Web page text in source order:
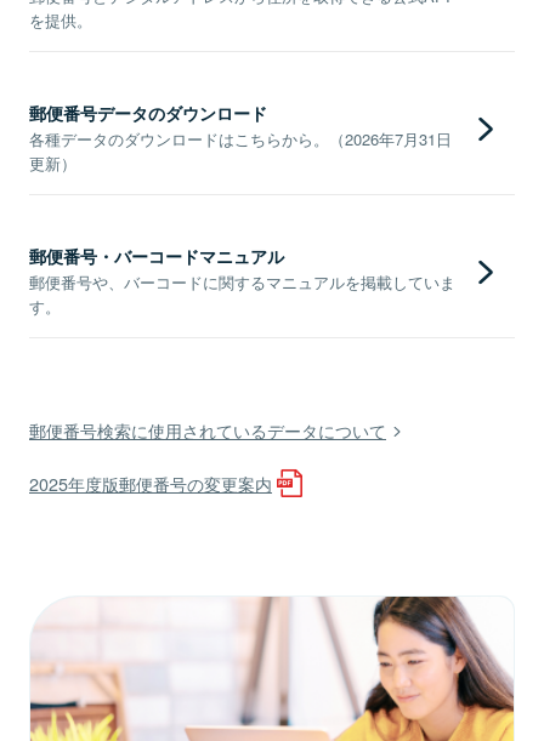
を提供。
郵便番号データのダウンロード
各種データのダウンロードはこちらから。（2026年7月31日
更新）
郵便番号・バーコードマニュアル
郵便番号や、バーコードに関するマニュアルを掲載していま
す。
郵便番号検索に使用されているデータについて
2025年度版郵便番号の変更案内